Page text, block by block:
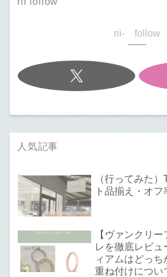
rii- follow
人気記事
（行ってみた
ト品揃え・オフ
【ヴァンクリ
レを徹底レビ
ィアムはどっち
重ね付けについ